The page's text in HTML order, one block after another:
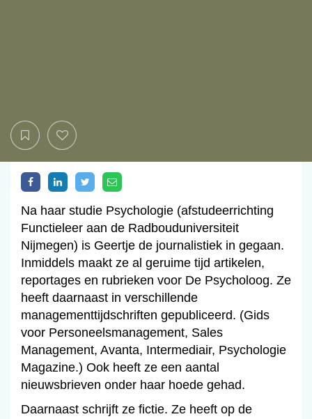
Na haar studie Psychologie (afstudeerrichting
Functieleer aan de Radbouduniversiteit
Nijmegen) is Geertje de journalistiek in gegaan.
Inmiddels maakt ze al geruime tijd artikelen,
reportages en rubrieken voor De Psycholoog. Ze
heeft daarnaast in verschillende
managementtijdschriften gepubliceerd. (Gids
voor Personeelsmanagement, Sales
Management, Avanta, Intermediair, Psychologie
Magazine.) Ook heeft ze een aantal
nieuwsbrieven onder haar hoede gehad.
Daarnaast schrijft ze fictie. Ze heeft op de